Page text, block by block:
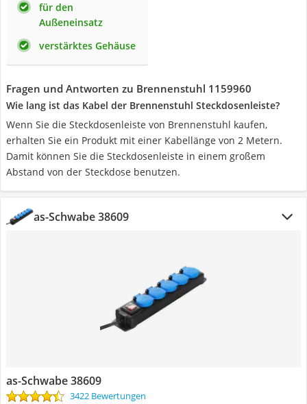
für den
Außeneinsatz
verstärktes Gehäuse
Fragen und Antworten zu Brennenstuhl 1159960
Wie lang ist das Kabel der Brennenstuhl Steckdosenleiste?
Wenn Sie die Steckdosenleiste von Brennenstuhl kaufen,
erhalten Sie ein Produkt mit einer Kabellänge von 2 Metern.
Damit können Sie die Steckdosenleiste in einem großem
Abstand von der Steckdose benutzen.
as-Schwabe 38609
as-Schwabe 38609
3422 Bewertungen